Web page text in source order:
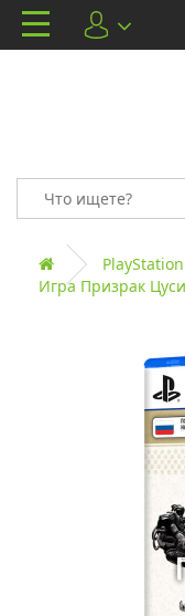
Игра Призрак